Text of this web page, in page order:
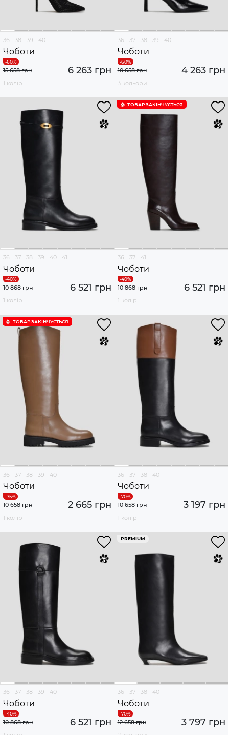
36 38 39 40
Чоботи
6 263 грн
15 658 грн
1 колір
36 37 38 39 40
Чоботи
4 263 грн
10 658 грн
3 кольори
36 37 38 39 40 41
Чоботи
6 521 грн
10 868 грн
1 колір
ТОВАР ЗАКІНЧУЄTЬСЯ
36 37 41
Чоботи
6 521 грн
10 868 грн
1 колір
ТОВАР ЗАКІНЧУЄTЬСЯ
36 37 38 39 40
Чоботи
2 665 грн
10 658 грн
1 колір
36 37 38 40
Чоботи
3 197 грн
10 658 грн
1 колір
36 37 38 39 40
Чоботи
6 521 грн
10 868 грн
PREMIUM
36 37 38 40
Чоботи
3 797 грн
12 658 грн